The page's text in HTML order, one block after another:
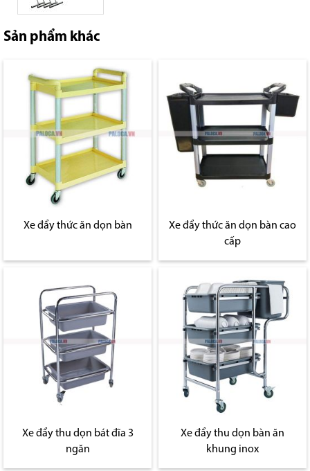
Sản phẩm khác
Xe đẩy thức ăn dọn bàn
Xe đẩy thức ăn dọn bàn cao
cấp
Xe đẩy thu dọn bát đĩa 3
ngăn
Xe đẩy thu dọn bàn ăn
khung inox